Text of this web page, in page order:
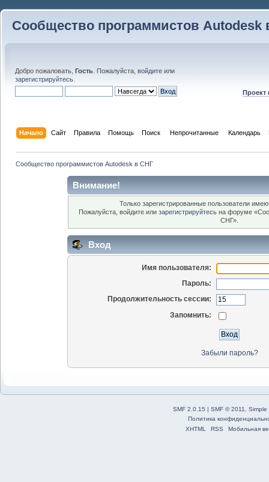
Сообщество программистов Autodesk
Добро пожаловать, Гость . Пожалуйста, войдите или
зарегистрируйтесь
Проект
Начало Сайт Правила Помощь Поиск Непрочитанные Календарь
Сообщество программистов Autodesk в СНГ
Внимание!
Только зарегистрированные пользователи
Пожалуйста, войдите или зарегистрируйтесь на форуме
СНГ».
Вход
Имя пользователя:
Пароль:
Продолжительность сессии:
Запомнить:
Забыли пароль?
SMF 2.0.15 | SMF © 2011
Simple
Политика
XHTML
RSS Мобильная